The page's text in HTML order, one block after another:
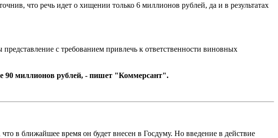
что речь идет о хищении только 6 миллионов рублей, да и в результатах
с требованием привлечь к ответственности виновных
90 миллионов рублей, - пишет "Коммерсант".
в ближайшее время он будет внесен в Госдуму. Но введение в действие